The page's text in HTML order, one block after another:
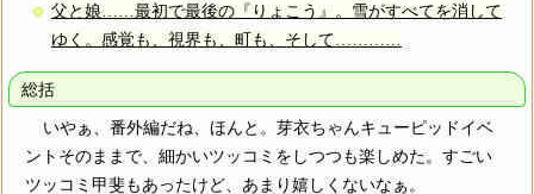
父と娘……最初で最後の『りょこう』。雪がすべてを消して
ゆく。感覚も、視界も、町も、そして…………
総括
いやぁ、番外編だね、ほんと。芽衣ちゃんキューピッドイベ
ントそのままで、細かいツッコミをしつつも楽しめた。すごい
ツッコミ甲斐もあったけど、あまり嬉しくないなぁ。